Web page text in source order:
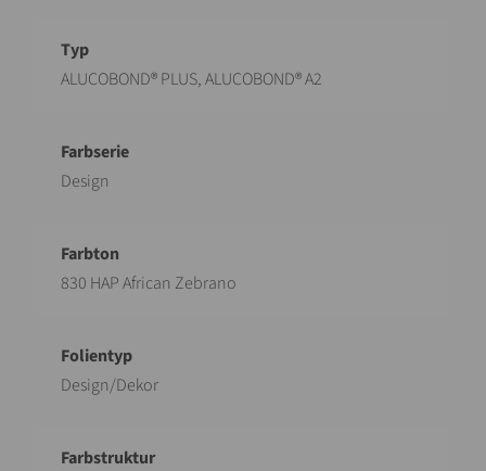
Bezeichnung
ALUCOBOND® PLUS, ALUCOBOND® A2
Design
830 HAP African Zebrano
Design/Dekor